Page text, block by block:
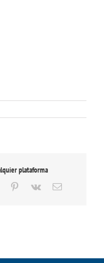
plataforma
Tumblr Pinterest
Vk
Correo